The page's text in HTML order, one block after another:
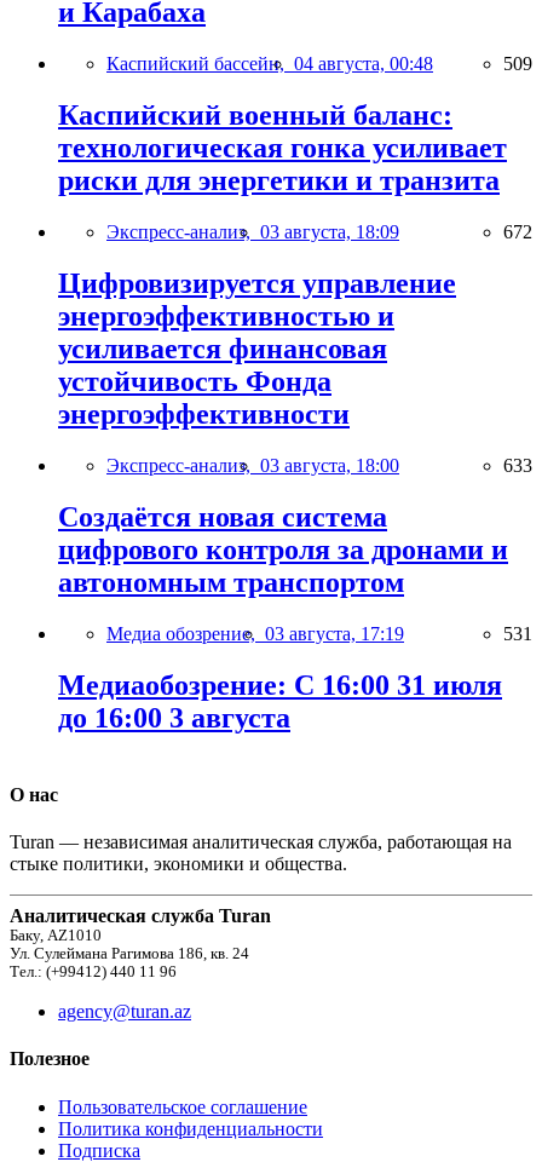
и Карабаха
Каспийский бассейн, 04 августа, 00:48 509
Каспийский военный баланс:
технологическая гонка усиливает
риски для энергетики и транзита
Экспресс-анализ, 03 августа, 18:09 672
Цифровизируется управление
энергоэффективностью и
усиливается финансовая
устойчивость Фонда
энергоэффективности
Экспресс-анализ, 03 августа, 18:00 633
Создаётся новая система
цифрового контроля за дронами и
автономным транспортом
Медиа обозрение, 03 августа, 17:19 531
Медиаобозрение: С 16:00 31 июля
до 16:00 3 августа
О нас
Turan — независимая аналитическая служба, работающая на
стыке политики, экономики и общества.
Аналитическая служба Turan
Баку, AZ1010
Ул. Сулеймана Рагимова 186, кв. 24
Тел.: (+99412) 440 11 96
agency@turan.az
Полезное
Пользовательское соглашение
Политика конфиденциальности
Подписка